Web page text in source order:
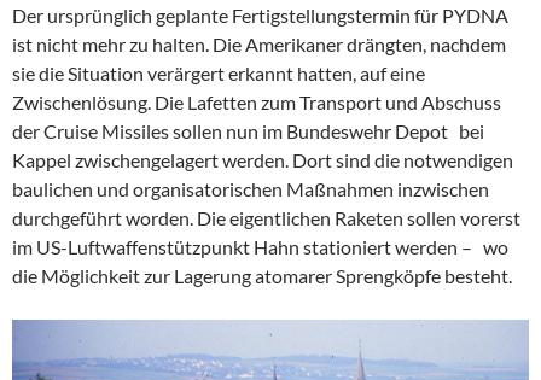
Der ursprünglich geplante Fertigstellungstermin für PYDNA
ist nicht mehr zu halten. Die Amerikaner drängten, nachdem
sie die Situation verärgert erkannt hatten, auf eine
Zwischenlösung. Die Lafetten zum Transport und Abschuss
der Cruise Missiles sollen nun im Bundeswehr Depot bei
Kappel zwischengelagert werden. Dort sind die notwendigen
baulichen und organisatorischen Maßnahmen inzwischen
durchgeführt worden. Die eigentlichen Raketen sollen vorerst
im US-Luftwaffenstützpunkt Hahn stationiert werden – wo
die Möglichkeit zur Lagerung atomarer Sprengköpfe besteht.